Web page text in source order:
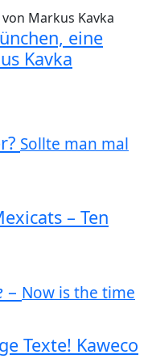
eine
Kavka
Sollte man mal
– Ten
– Now is the time
Texte! Kaweco